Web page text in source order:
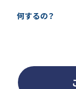
何するの？